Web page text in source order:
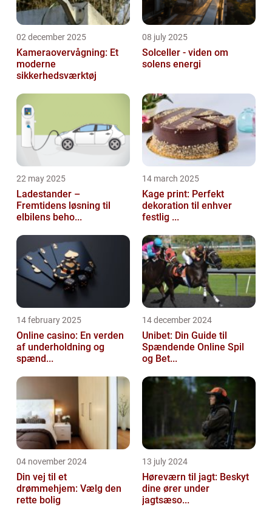
02 december 2025
Kameraovervågning: Et
moderne
sikkerhedsværktøj
08 july 2025
Solceller - viden om
solens energi
22 may 2025
Ladestander –
Fremtidens løsning til
elbilens beho...
14 march 2025
Kage print: Perfekt
dekoration til enhver
festlig ...
14 february 2025
Online casino: En verden
af underholdning og
spænd...
14 december 2024
Unibet: Din Guide til
Spændende Online Spil
og Bet...
04 november 2024
Din vej til et
drømmehjem: Vælg den
rette bolig
13 july 2024
Høreværn til jagt: Beskyt
dine ører under
jagtsæso...